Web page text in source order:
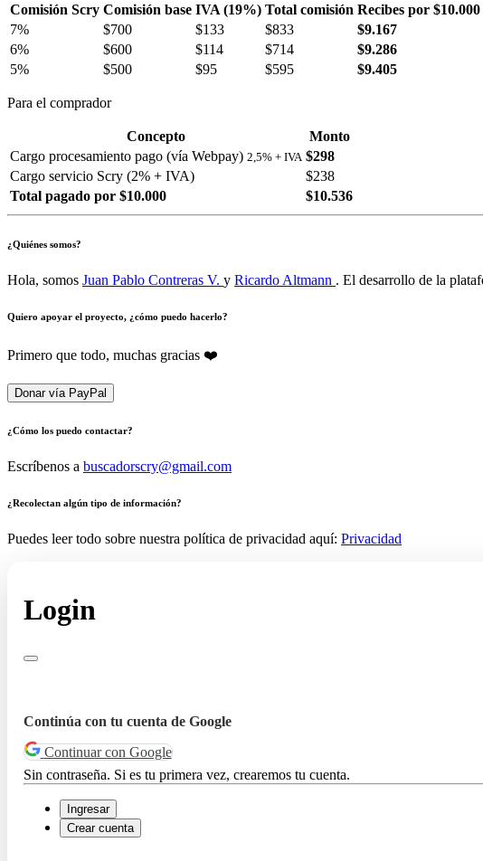
Comisión Scry Comisión base IVA (19%) Total comisión Recibes por $10.000
7%
$700 $133 $833
$9.167
6%
$600 $114 $714
$9.286
5%
$500 $95 $595 $9.405
Para el comprador
Concepto
Monto
Cargo procesamiento pago (vía Webpay) 2,5% + IVA $298
Cargo servicio Scry (2% + IVA)
$238
Total pagado por $10.000
$10.536
¿Quiénes somos?
Hola, somos Juan Pablo Contreras V. y Ricardo Altmann . El desarrollo de la
Quiero apoyar el proyecto, ¿cómo puedo hacerlo?
Primero que todo, muchas gracias ❤️
Donar vía PayPal
¿Cómo los puedo contactar?
Escríbenos a buscadorscry@gmail.com
¿Recolectan algún tipo de información?
Puedes leer todo sobre nuestra política de privacidad aquí: Privacidad
Login
Continúa con tu cuenta de Google
Continuar con Google
Sin contraseña. Si es tu primera vez, crearemos tu cuenta.
Ingresar
Crear cuenta